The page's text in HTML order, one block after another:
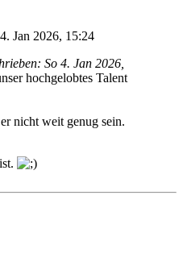
Jan 2026, 15:24
So 4. Jan 2026,
hochgelobtes Talent
nicht weit genug sein.